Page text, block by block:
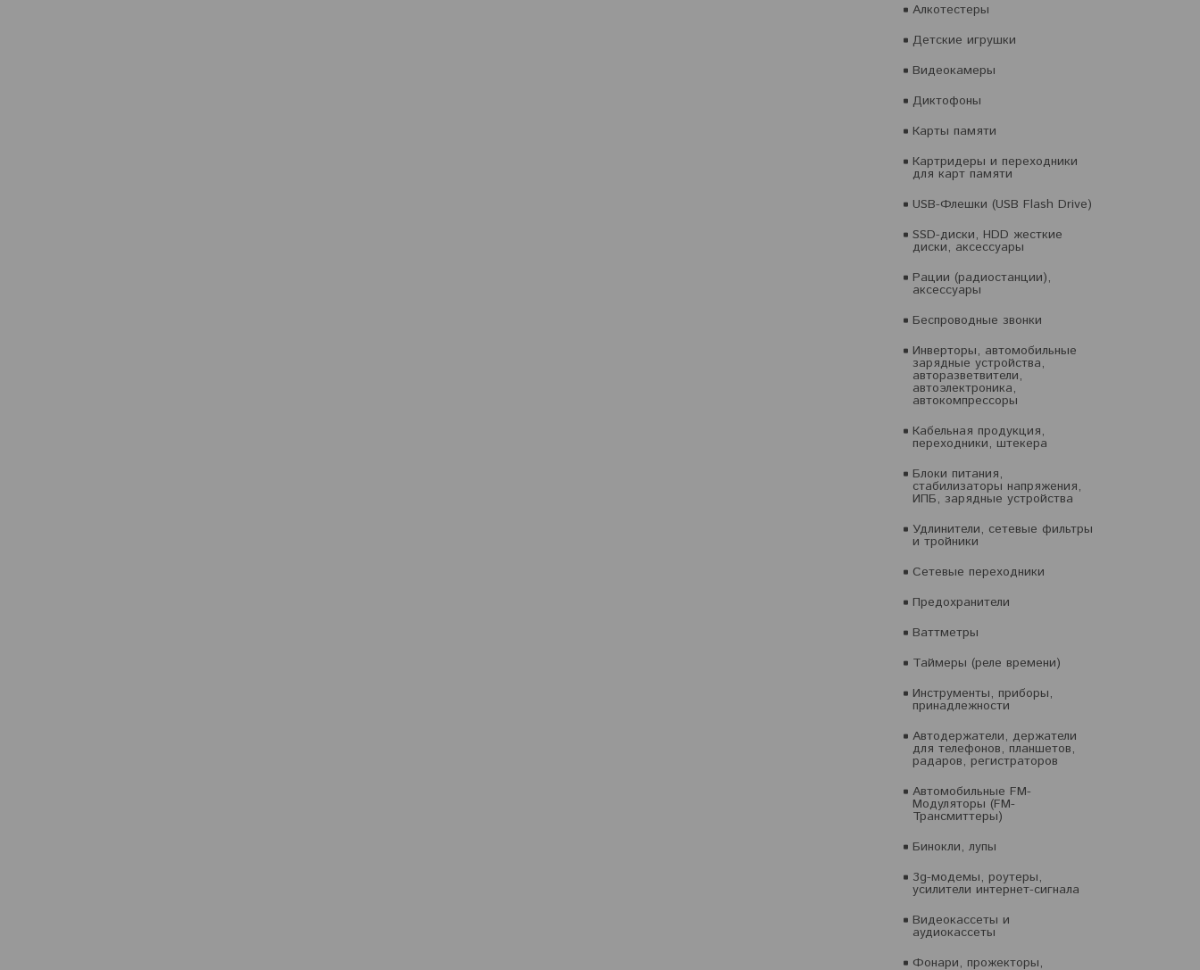
Алкотестеры
Детские игрушки
Видеокамеры
Диктофоны
Карты памяти
Картридеры и переходники
для карт памяти
USB-Флешки (USB Flash Drive)
SSD-диски, HDD жесткие
диски, аксессуары
Рации (радиостанции),
аксессуары
Беспроводные звонки
Инверторы, автомобильные
зарядные устройства,
авторазветвители,
автоэлектроника,
автокомпрессоры
Кабельная продукция,
переходники, штекера
Блоки питания,
стабилизаторы напряжения,
ИПБ, зарядные устройства
Удлинители, сетевые фильтры
и тройники
Сетевые переходники
Предохранители
Ваттметры
Таймеры (реле времени)
Инструменты, приборы,
принадлежности
Автодержатели, держатели
для телефонов, планшетов,
радаров, регистраторов
Автомобильные FM-
Модуляторы (FM-
Трансмиттеры)
Бинокли, лупы
3g-модемы, роутеры,
усилители интернет-сигнала
Видеокассеты и
аудиокассеты
Фонари, прожекторы,